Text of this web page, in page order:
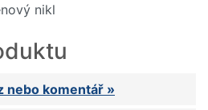
nikl
nebo komentář »